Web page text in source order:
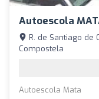
Autoescola
R. de Santiago de
Compostela
Autoescola Mata